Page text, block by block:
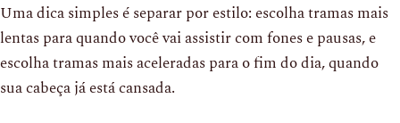
Uma dica simples é separar por estilo: escolha tramas mais
lentas para quando você vai assistir com fones e pausas, e
escolha tramas mais aceleradas para o fim do dia, quando
sua cabeça já está cansada.